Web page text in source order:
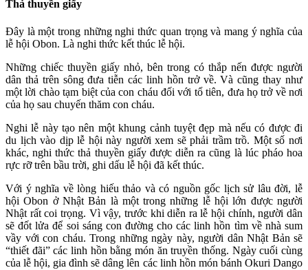
Thả thuyền giấy
Đây là một trong những nghi thức quan trọng và mang ý nghĩa của
lễ hội Obon. Là nghi thức kết thúc lễ hội.
Những chiếc thuyền giấy nhỏ, bên trong có thắp nến được người
dân thả trên sông đưa tiễn các linh hồn trở về. Và cũng thay như
một lời chào tạm biệt của con cháu đối với tổ tiên, đưa họ trở về nơi
của họ sau chuyến thăm con cháu.
Nghi lễ này tạo nên một khung cảnh tuyệt đẹp mà nếu có được đi
du lịch vào dịp lễ hội này người xem sẽ phải trầm trồ. Một số nơi
khác, nghi thức thả thuyền giấy được diễn ra cũng là lúc pháo hoa
rực rỡ trên bầu trời, ghi dấu lễ hội đã kết thúc.
Với ý nghĩa về lòng hiếu thảo và có nguồn gốc lịch sử lâu đời, lễ
hội Obon ở Nhật Bản là một trong những lễ hội lớn được người
Nhật rất coi trọng. Vì vậy, trước khi diễn ra lễ hội chính, người dân
sẽ đốt lửa để soi sáng con đường cho các linh hồn tìm về nhà sum
vầy với con cháu. Trong những ngày này, người dân Nhật Bản sẽ
“thiết đãi” các linh hồn bằng món ăn truyền thống. Ngày cuối cùng
của lễ hội, gia đình sẽ dâng lên các linh hồn món bánh Okuri Dango